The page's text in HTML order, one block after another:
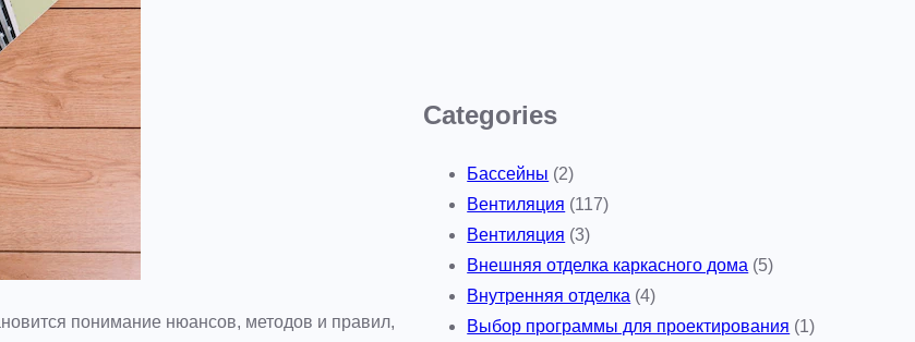
понимание нюансов, методов и правил,
Categories
Бассейны (2)
Вентиляция (117)
Вентиляция (3)
Внешняя отделка каркасного дома (5)
Внутренняя отделка (4)
Выбор программы для проектирования (1)